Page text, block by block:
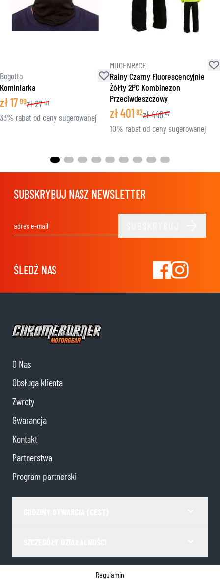
Bogotto
Kominiarka
zł17 99zł27 01
33% rabat od ceny sugerowanej
MUGENRACE
Rainy Czarny Fluorescencyjnie
Żółty 2PC Kombinezon
Przeciwdeszczowy
zł401 82zł446 47
10% rabat od ceny sugerowanej
SUBSKRYBUJ NASZ NEWSLETTER
ŚLEDŹ NAS
O Nas
Obsługa klienta
Zwroty
Gwarancja
Kontakt
Partnerstwa
Program partnerski
Regulamin